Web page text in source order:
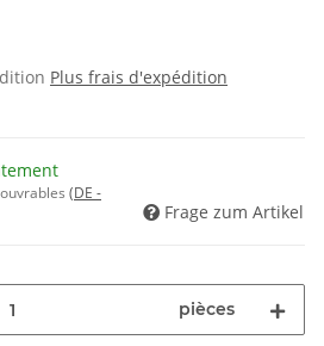
Plus frais d'expédition
(DE -
Frage zum Artikel
pièces